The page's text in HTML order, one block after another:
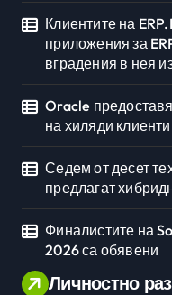
Клиентите на
приложения за
вградения в нея
Oracle
на хиляди
Седем от десет
предлагат
Финалистите на
2026 са обявени
Личностно